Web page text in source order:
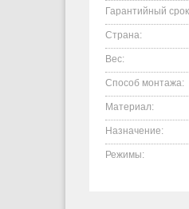
Гарантийный
Страна:
Вес:
Способ монтажа:
Материал:
Назначение:
Режимы: